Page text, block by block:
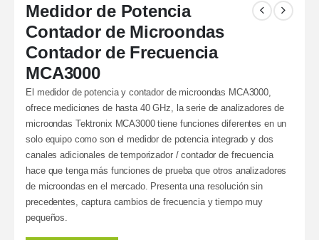
Medidor de Potencia
Contador de Microondas
Contador de Frecuencia
MCA3000
El medidor de potencia y contador de microondas MCA3000,
ofrece mediciones de hasta 40 GHz, la serie de analizadores de
microondas Tektronix MCA3000 tiene funciones diferentes en un
solo equipo como son el medidor de potencia integrado y dos
canales adicionales de temporizador / contador de frecuencia
hace que tenga más funciones de prueba que otros analizadores
de microondas en el mercado. Presenta una resolución sin
precedentes, captura cambios de frecuencia y tiempo muy
pequeños.